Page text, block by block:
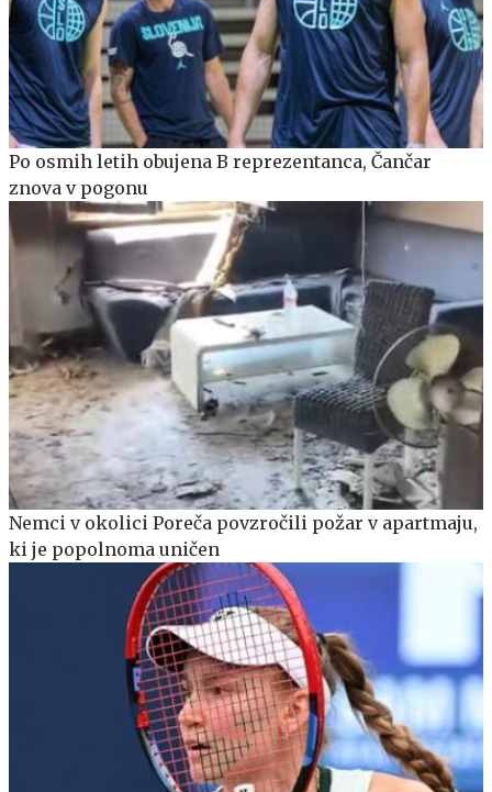
Po osmih letih obujena B reprezentanca, Čančar
znova v pogonu
Nemci v okolici Poreča povzročili požar v apartmaju,
ki je popolnoma uničen